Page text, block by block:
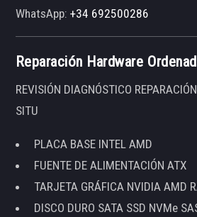
WhatsApp:+34 692500286
Reparación Hardware
REVISIÓN DIAGNÓSTICO
SITU
PLACA BASE INTEL AMD
FUENTE DE ALIMENTACIÓN ATX
TARJETA GRÁFICA NVIDIA AMD
DISCO DURO SATA SSD NVMe